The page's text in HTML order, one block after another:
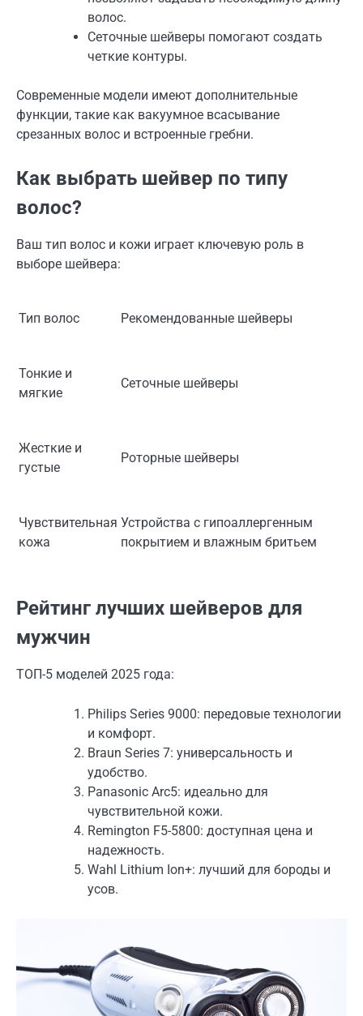
волос.
Сеточные шейверы помогают создать
четкие контуры.
Современные модели имеют дополнительные
функции, такие как вакуумное всасывание
срезанных волос и встроенные гребни.
Как выбрать шейвер по типу
волос?
Ваш тип волос и кожи играет ключевую роль в
выборе шейвера:
Тип волос Рекомендованные шейверы
Тонкие и
мягкие
Сеточные шейверы
Жесткие и
густые
Роторные шейверы
Чувствительная
кожа
Устройства с гипоаллергенным
покрытием и влажным бритьем
Рейтинг лучших шейверов для
мужчин
ТОП-5 моделей 2025 года:
Philips Series 9000: передовые технологии
и комфорт.
Braun Series 7: универсальность и
удобство.
Panasonic Arc5: идеально для
чувствительной кожи.
Remington F5-5800: доступная цена и
надежность.
Wahl Lithium Ion+: лучший для бороды и
усов.